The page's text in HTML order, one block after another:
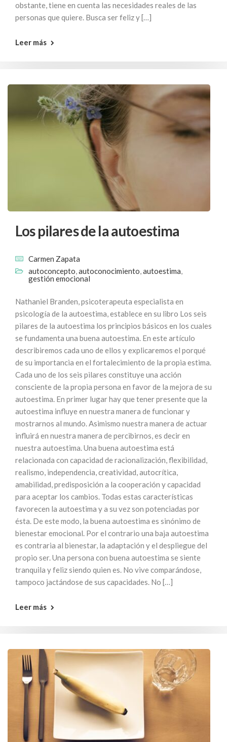
obstante, tiene en cuenta las necesidades reales de las
personas que quiere. Busca ser feliz y […]
Leer más
Los pilares de la autoestima
Carmen Zapata
autoconcepto,autoconocimiento,autoestima,
gestión emocional
Nathaniel Branden, psicoterapeuta especialista en
psicología de la autoestima, establece en su libro Los seis
pilares de la autoestima los principios básicos en los cuales
se fundamenta una buena autoestima. En este artículo
describiremos cada uno de ellos y explicaremos el porqué
de su importancia en el fortalecimiento de la propia estima.
Cada uno de los seis pilares constituye una acción
consciente de la propia persona en favor de la mejora de su
autoestima. En primer lugar hay que tener presente que la
autoestima influye en nuestra manera de funcionar y
mostrarnos al mundo. Asimismo nuestra manera de actuar
influirá en nuestra manera de percibirnos, es decir en
nuestra autoestima. Una buena autoestima está
relacionada con capacidad de racionalización, flexibilidad,
realismo, independencia, creatividad, autocrítica,
amabilidad, predisposición a la cooperación y capacidad
para aceptar los cambios. Todas estas características
favorecen la autoestima y a su vez son potenciadas por
ésta. De este modo, la buena autoestima es sinónimo de
bienestar emocional. Por el contrario una baja autoestima
es contraria al bienestar, la adaptación y el despliegue del
propio ser. Una persona con buena autoestima se siente
tranquila y feliz siendo quien es. No vive comparándose,
tampoco jactándose de sus capacidades. No […]
Leer más